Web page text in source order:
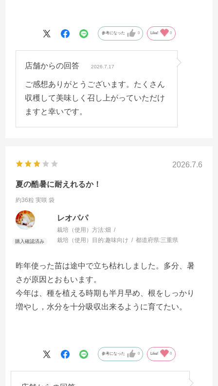
参考になった 0 Like! 0
店舗からの回答 2026.7.17
ご感想ありがとうございます。たくさん
収穫して美味しく召し上がっていただけ
ますと幸いです。
2026.7.6
夏の酷暑に耐えれるか！
約36粒 実咲 袋
レオパパ
栽培（使用）方法:畑
栽培（使用）目的:趣味向け 都道府県:三重県
昨年使った苗は途中で立ち枯れしました。多分、暑
さが原因とおもいます。
今年は、種を植える時期も半月早め、根をしっかり
増やし，水分を十分吸収出来るように育てたい。
参考になった 0 Like! 0